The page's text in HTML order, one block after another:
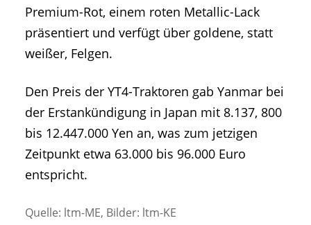
Premium-Rot, einem roten Metallic-Lack
präsentiert und verfügt über goldene, statt
weißer, Felgen.
Den Preis der YT4-Traktoren gab Yanmar bei
der Erstankündigung in Japan mit 8.137, 800
bis 12.447.000 Yen an, was zum jetzigen
Zeitpunkt etwa 63.000 bis 96.000 Euro
entspricht.
Quelle: ltm-ME, Bilder: ltm-KE